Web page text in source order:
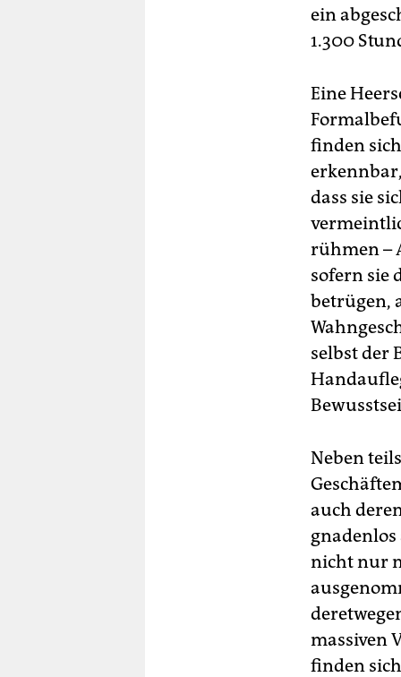
ein
1.300
Eine
finden
dass sie
rühmen –
sofern sie
betrügen,
selbst der
Neben
auch
nicht nur
massiven
finden